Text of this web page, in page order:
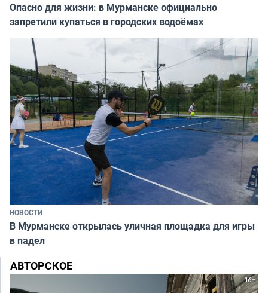
Опасно для жизни: в Мурманске официально
запретили купаться в городских водоёмах
НОВОСТИ
В Мурманске открылась уличная площадка для игры
в падел
АВТОРСКОЕ